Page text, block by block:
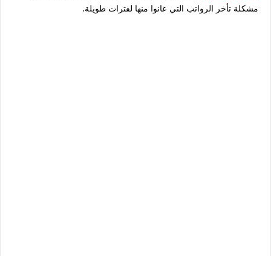
مشكلة تأخر الرواتب التي عانوا منها لفترات طويلة.